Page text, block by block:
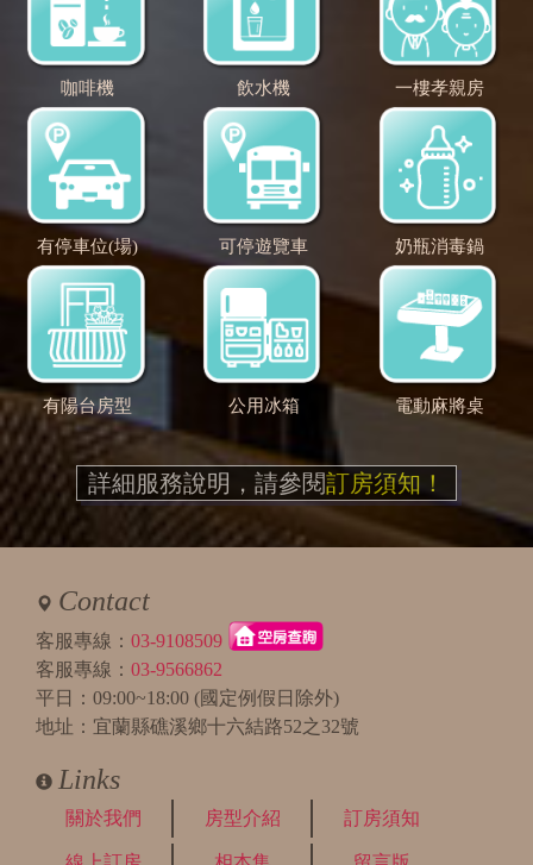
咖啡機 飲水機 一樓孝親房
有停車位(場) 可停遊覽車 奶瓶消毒鍋
有陽台房型 公用冰箱 電動麻將桌
詳細服務說明，請參閱訂房須知！
Contact
客服專線： 03-9108509
客服專線： 03-9566862
平日：09:00~18:00 (國定例假日除外)
地址：宜蘭縣礁溪鄉十六結路52之32號
Links
關於我們 房型介紹 訂房須知